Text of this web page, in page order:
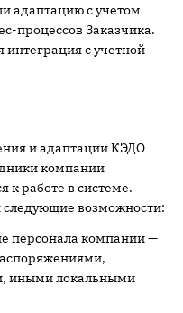
адаптацию с учетом
процессов Заказчика.
с учетной
и адаптации КЭДО
компании
к работе в системе.
возможности:
персонала компании —
иными локальными